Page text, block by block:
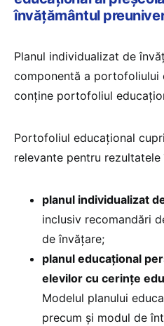
învățământul
Planul individualizat de
componentă a portofoliului
conține portofoliul
Portofoliul educațional
relevante pentru
planul individualizat
inclusiv recomandări
de învățare;
planul educațional
elevilor cu cerințe
Modelul planului
precum și modul de